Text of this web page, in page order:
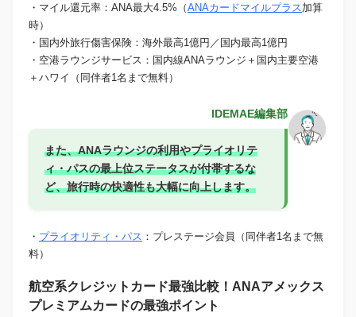
・マイル還元率：ANA最大4.5%（ANAカードマイルプラス 加算
時）
・国内外旅行傷害保険：海外最高1億円／国内最高1億円
・空港ラウンジサービス：国内線ANAラウンジ＋国内主要空港
＋ハワイ（同伴者1名まで無料）
IDEMAE編集部
また、ANAラウンジの利用やプライオリテ
ィ・パスの最上位ステータスが付帯するな
ど、旅行時の快適性も大幅に向上します。
・ プライオリティ・パス ：プレステージ会員（同伴者1名まで無
料）
航空系クレジットカード最強比較！ANAアメックス
プレミアムカードの最強ポイント